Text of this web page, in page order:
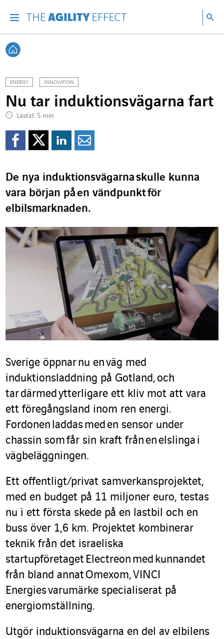
Sök
Tillbaka till startsidan
ENERGY INNOVATION
Nu tar induktionsvägarna fart
Lästid: 5 min
Dela på Facebook
Dela på Twitter
Dela på Linkedin
De nya induktionsvägarnaskulle kunna
vara början påen vändpunktför
elbilsmarknaden.
Sverige öppnarnu enväg med
induktionsladdning på Gotland,och
tardärmedytterligare ett kliv mot att vara
ett föregångsland inom ren energi.
Fordonen laddasmeden sensor under
chassin somfår sin kraft frånenelslinga i
vägbeläggningen.
Ett offentligt/privat samverkansprojektet,
med en budget på 11 miljoner euro, testas
nu i ett första skede på en lastbil och en
buss över 1,6 km. Projektet kombinerar
teknik från det israeliska
startupföretaget Electreon med kunnandet
från bland annatOmexom,VINCI
Energiesvarumärke specialiserat på
energiomställning.
Utgör induktionsvägarna en del av elbilens